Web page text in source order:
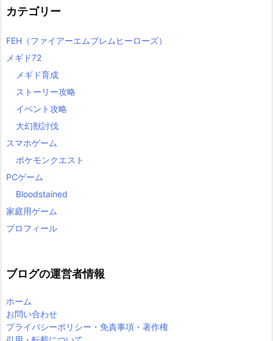
カテゴリー
FEH（ファイアーエムブレムヒーローズ）
メギド72
メギド育成
ストーリー攻略
イベント攻略
大幻獣討伐
スマホゲーム
ポケモンクエスト
PCゲーム
Bloodstained
家庭用ゲーム
プロフィール
ブログの運営者情報
ホーム
お問い合わせ
プライバシーポリシー・免責事項・著作権